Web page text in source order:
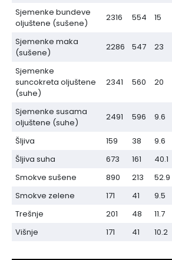
Sjemenke bundeve
oljuštene (sušene)
2316 554 15
Sjemenke maka
(sušene)
2286 547 23
Sjemenke
suncokreta oljuštene
(suhe)
2341 560 20
Sjemenke susama
oljuštene (suhe)
2491 596 9.6
Šljiva 159 38 9.6
Šljiva suha
673 161 40.1
Smokve sušene
890 213 52.9
Smokve zelene
171 41 9.5
Trešnje
201 48 11.7
Višnje
171 41 10.2